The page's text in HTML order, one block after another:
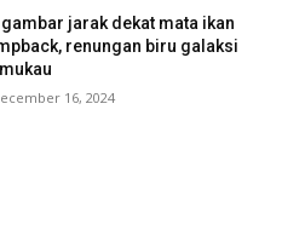
jarak dekat mata ikan
renungan biru galaksi
16, 2024